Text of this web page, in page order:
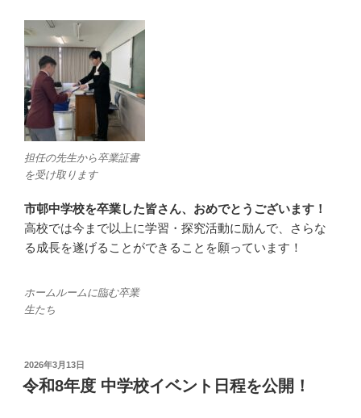
担任の先生から卒業証書
を受け取ります
市邨中学校を卒業した皆さん、おめでとうございます！
高校では今まで以上に学習・探究活動に励んで、さらな
る成長を遂げることができることを願っています！
ホームルームに臨む卒業
生たち
投
稿
日:
2026年3月13日
令和8年度 中学校イベント日程を公開！